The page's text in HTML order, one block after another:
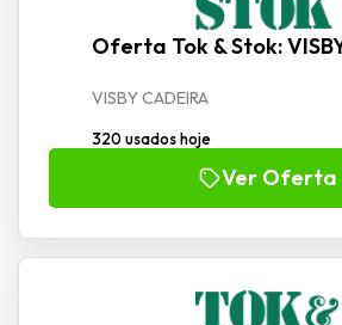
Oferta Tok & Stok:
VISBY CADEIRA
320 usados hoje
Ver Oferta